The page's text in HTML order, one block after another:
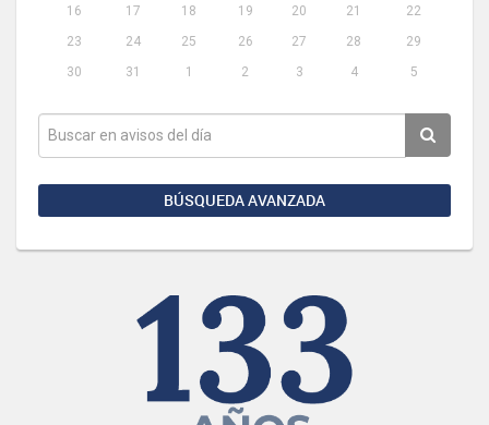
16
17 18 19 20 21
22
23
24 25 26 27 28
29
30
31 1 2 3 4 5
BÚSQUEDA AVANZADA